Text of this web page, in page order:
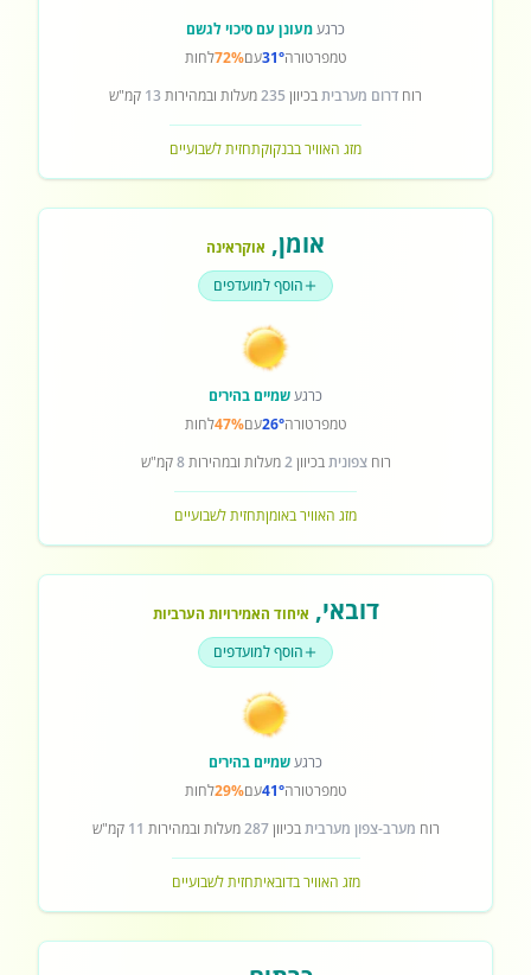
כרגעמעונן עם סיכוי לגשם
טמפרטורה31°עם72%לחות
רוח דרום מערביתבכיוון 235מעלות ובמהירות 13 קמ"ש
מזג האוויר בבנקוקתחזית לשבועיים
אומן, אוקראינה
הוסף למועדפים
כרגעשמיים בהירים
טמפרטורה26°עם47%לחות
רוחצפוניתבכיוון2מעלות ובמהירות8קמ"ש
מזג האוויר באומןתחזית לשבועיים
דובאי, איחוד האמירויות הערביות
הוסף למועדפים
כרגעשמיים בהירים
טמפרטורה41°עם29%לחות
רוח מערב-צפון מערביתבכיוון287מעלות ובמהירות 11 קמ"ש
מזג האוויר בדובאיתחזית לשבועיים